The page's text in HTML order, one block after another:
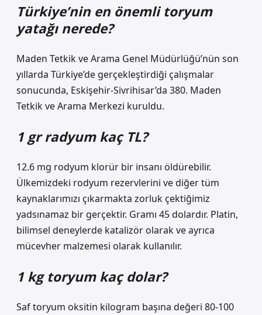
Türkiye’nin en önemli toryum
yatağı nerede?
Maden Tetkik ve Arama Genel Müdürlüğü’nün son
yıllarda Türkiye’de gerçekleştirdiği çalışmalar
sonucunda, Eskişehir-Sivrihisar’da 380. Maden
Tetkik ve Arama Merkezi kuruldu.
1 gr radyum kaç TL?
12.6 mg rodyum klorür bir insanı öldürebilir.
Ülkemizdeki rodyum rezervlerini ve diğer tüm
kaynaklarımızı çıkarmakta zorluk çektiğimiz
yadsınamaz bir gerçektir. Gramı 45 dolardır. Platin,
bilimsel deneylerde katalizör olarak ve ayrıca
mücevher malzemesi olarak kullanılır.
1 kg toryum kaç dolar?
Saf toryum oksitin kilogram başına değeri 80-100